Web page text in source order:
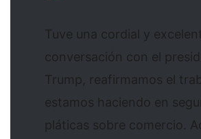
Tuve una cordial y
conversación con el
Trump, reafirmamos el
estamos haciendo en
pláticas sobre comercio.